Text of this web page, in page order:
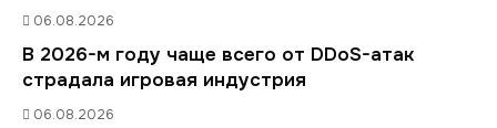
06.08.2026
В 2026-м году чаще всего от DDoS-атак
страдала игровая индустрия
06.08.2026